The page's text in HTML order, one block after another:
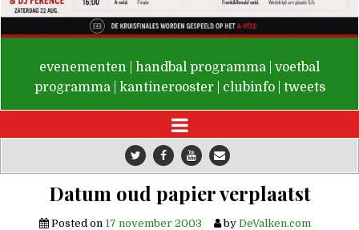
De Valken
evenementen handbal programma
voetbal
programma
kantinerooster clubinfo tweets
Datum oud papier verplaatst
Posted on 17 november 2003 by DeValken.com